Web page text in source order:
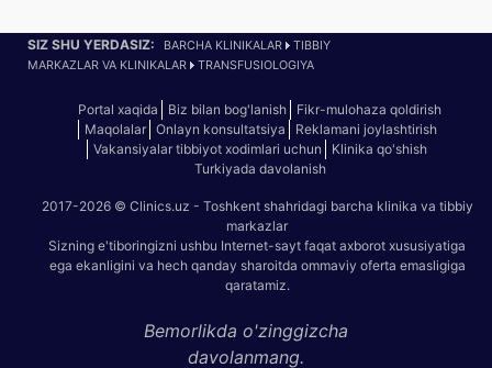
SIZ SHU YERDASIZ: BARCHA KLINIKALAR
TIBBIY
MARKAZLAR VA KLINIKALAR
TRANSFUSIOLOGIYA
Portal xaqida Biz bilan bog'lanish
Fikr-mulohaza qoldirish
Maqolalar
Onlayn konsultatsiya
Reklamani joylashtirish
Vakansiyalar tibbiyot xodimlari uchun
Klinika qo'shish
Turkiyada davolanish
2017-2026 © Clinics.uz - Toshkent shahridagi barcha klinika va tibbiy
markazlar
Sizning e'tiboringizni ushbu Internet-sayt faqat axborot xususiyatiga
ega ekanligini va hech qanday sharoitda ommaviy oferta emasligiga
qaratamiz.
Bemorlikda o'zinggizcha
davolanmang.